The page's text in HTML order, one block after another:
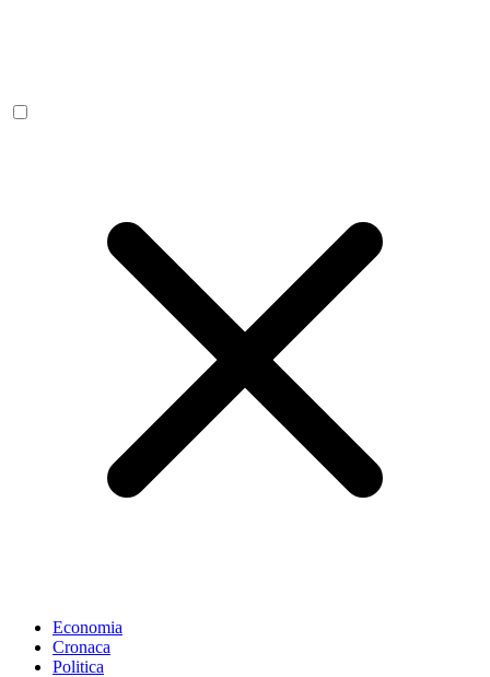
Economia
Cronaca
Politica